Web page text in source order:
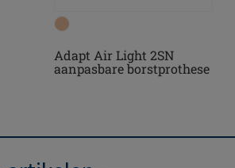
Adapt Air Light 2SN
aanpasbare borstprothese